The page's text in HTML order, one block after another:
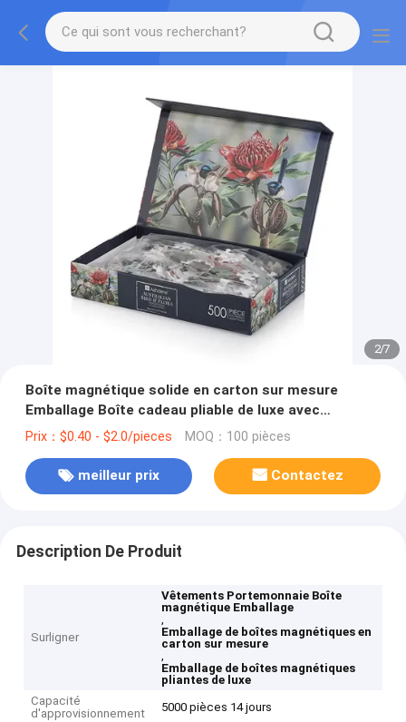
2/7
Boîte magnétique solide en carton sur mesure
Emballage Boîte cadeau pliable de luxe avec
couvercle magnétique Pour les vêtements de
Prix：$0.40 - $2.0/pieces MOQ：100 pièces
meilleur prix Contactez
Description De Produit
Surligner
Vêtements Portemonnaie Boîte
magnétique Emballage
,
Emballage de boîtes magnétiques en
carton sur mesure
,
Emballage de boîtes magnétiques
pliantes de luxe
Capacité
d'approvisionnement
5000 pièces 14 jours